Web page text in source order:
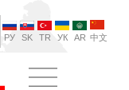
РУ SK TR УК AR 中文